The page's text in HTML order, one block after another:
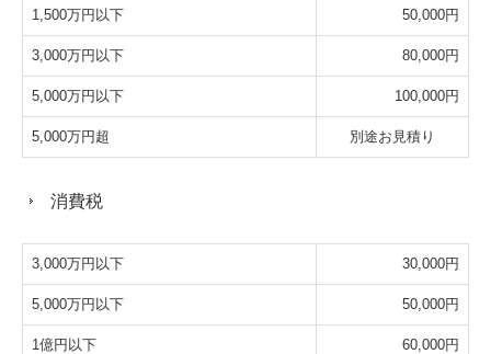
1,500万円以下 50,000円
3,000万円以下 80,000円
5,000万円以下 100,000円
5,000万円超 別途お見積り
消費税
3,000万円以下 30,000円
5,000万円以下 50,000円
1億円以下 60,000円